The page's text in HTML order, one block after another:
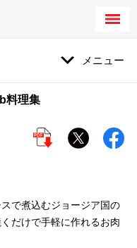
メニュー
料理集
で煮込むジョージア国の
だけで手軽に作れるお肉